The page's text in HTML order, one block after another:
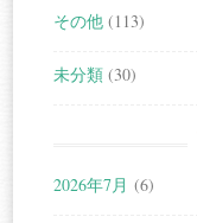
その他 (113)
未分類 (30)
2026年7月 (6)